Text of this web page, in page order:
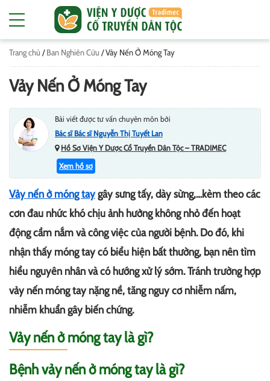
Trang chủ /Ban Nghiên Cứu /Vảy Nến Ở Móng Tay
Vảy Nến Ở Móng Tay
Bài viết được tư vấn chuyên môn bởi
Bác sĩ Bác sĩ Nguyễn Thị Tuyết Lan
Hồ Sơ Viện Y Dược Cổ Truyền Dân Tộc – TRADIMEC
Xem hồ sơ
Vảy nến ở móng taygây sưng tấy, dày sừng,…kèm theo các
cơn đau nhức khó chịu ảnh hưởng không nhỏ đến hoạt
động cầm nắm và công việc của người bệnh. Do đó, khi
nhận thấy móng tay có biểu hiện bất thường, bạn nên tìm
hiểu nguyên nhân và có hướng xử lý sớm. Tránh trường hợp
vảy nến móng tay nặng nề, tăng nguy cơ nhiễm nấm,
nhiễm khuẩn gây biến chứng.
Vảy nến ở móng tay là gì?
Bệnh vảy nến ở móng tay là gì?